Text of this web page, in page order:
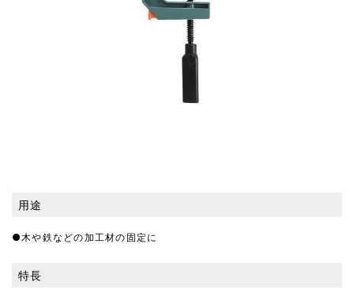
用途
●木や鉄などの加工材の固定に
特長